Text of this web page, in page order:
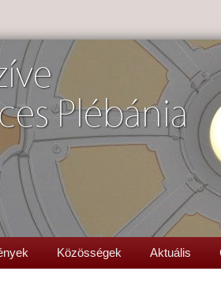
Plébánia
Közösségek Aktuális